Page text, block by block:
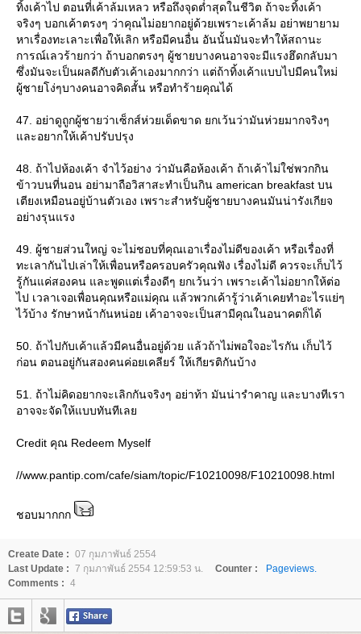
ทิ้งเค้าไป ตอนที่เค้าล้มเหลว หรือถึงจุดต่ำสุดในชีวิต ถ้าจะทิ้งเค้า
จริงๆ บอกเค้าตรงๆ ว่าคุณไม่อยากอยู่ด้วยเพราะเค้าล้ม อย่าพยายาม
หาเรื่องทะเลาะเพื่อให้เลิก หรือมีคนอื่น อันนั้นมันจะทำให้สถานะ
การณ์เลวร้ายกว่า ถ้าบอกตรงๆ ผู้ชายบางคนอาจจะมีแรงฮึดกลับมา
ซึ่งมันจะเป็นผลดีกับตัวเค้าเองมากกว่า แต่ถ้าทิ้งเค้าแบบไปมีคนใหม่
ผู้ชายโง่ๆบางคนอาจคิดสั้น หรือทำร้ายคุณได้
47. อย่าดูถูกผู้ชายว่าเซ็กส์ห่วยเด็ดขาด ยกเว้นว่ามันห่วยมากจริงๆ
ละอยากให้เค้าปรับปรุง
48. ถ้าไปห้องเค้า จำไว้อย่าง ว่ามันคือห้องเค้า ถ้าเค้าไม่ใช่พวกกิน
ข้าวบนที่นอน อย่ามาถือวิสาสะทำเป็นกิน american breakfast บน
เตียงเหมือนอยู่บ้านตัวเอง เพราะสำหรับผู้ชายบางคนมันน่ารังเกียจ
อย่างรุนแรง
49. ผู้ชายส่วนใหญ่ จะไม่ชอบที่คุณเอาเรื่องไม่ดีของเค้า หรือเรื่องที่
ทะเลากันไปเล่าให้เพื่อนหรือครอบครัวคุณฟัง เรื่องไม่ดี ควรจะเก็บไว้
รู้กันแค่สองคน และพูดแต่เรื่องดีๆ ยกเว้นว่า เพราะเค้าไม่อยากให้ต่อ
ไป เวลาเจอเพื่อนคุณหรือแม่คุณ แล้วพวกเค้ารู้ว่าเค้าเคยทำอะไรแย่ๆ
ไว้บ้าง รักษาหน้ากันหน่อย เค้าอาจจะเป็นสามีคุณในอนาคตก็ได้
50. ถ้าไปกับเค้าแล้วมีคนอื่นอยู่ด้วย แล้วถ้าไม่พอใจอะไรกัน เก็บไว้
ก่อน ตอนอยู่กันสองคนค่อยเคลียร์ ให้เกียรติกันบ้าง
51. ถ้าไม่คิดอยากจะเลิกกันจริงๆ อย่าท้า มันน่ารำคาญ และบางทีเรา
อาจจะจัดให้แบบทันทีเล
Credit คุณ Redeem Myself
//www.pantip.com/cafe/siam/topic/F10210098/F10210098.html
ชอบมากกก
Create Date : 07 กุมภาพันธ์ 2554
Last Update : 7 กุมภาพันธ์ 2554 12:59:53 น. Counter :
Pageviews.
Comments : 4